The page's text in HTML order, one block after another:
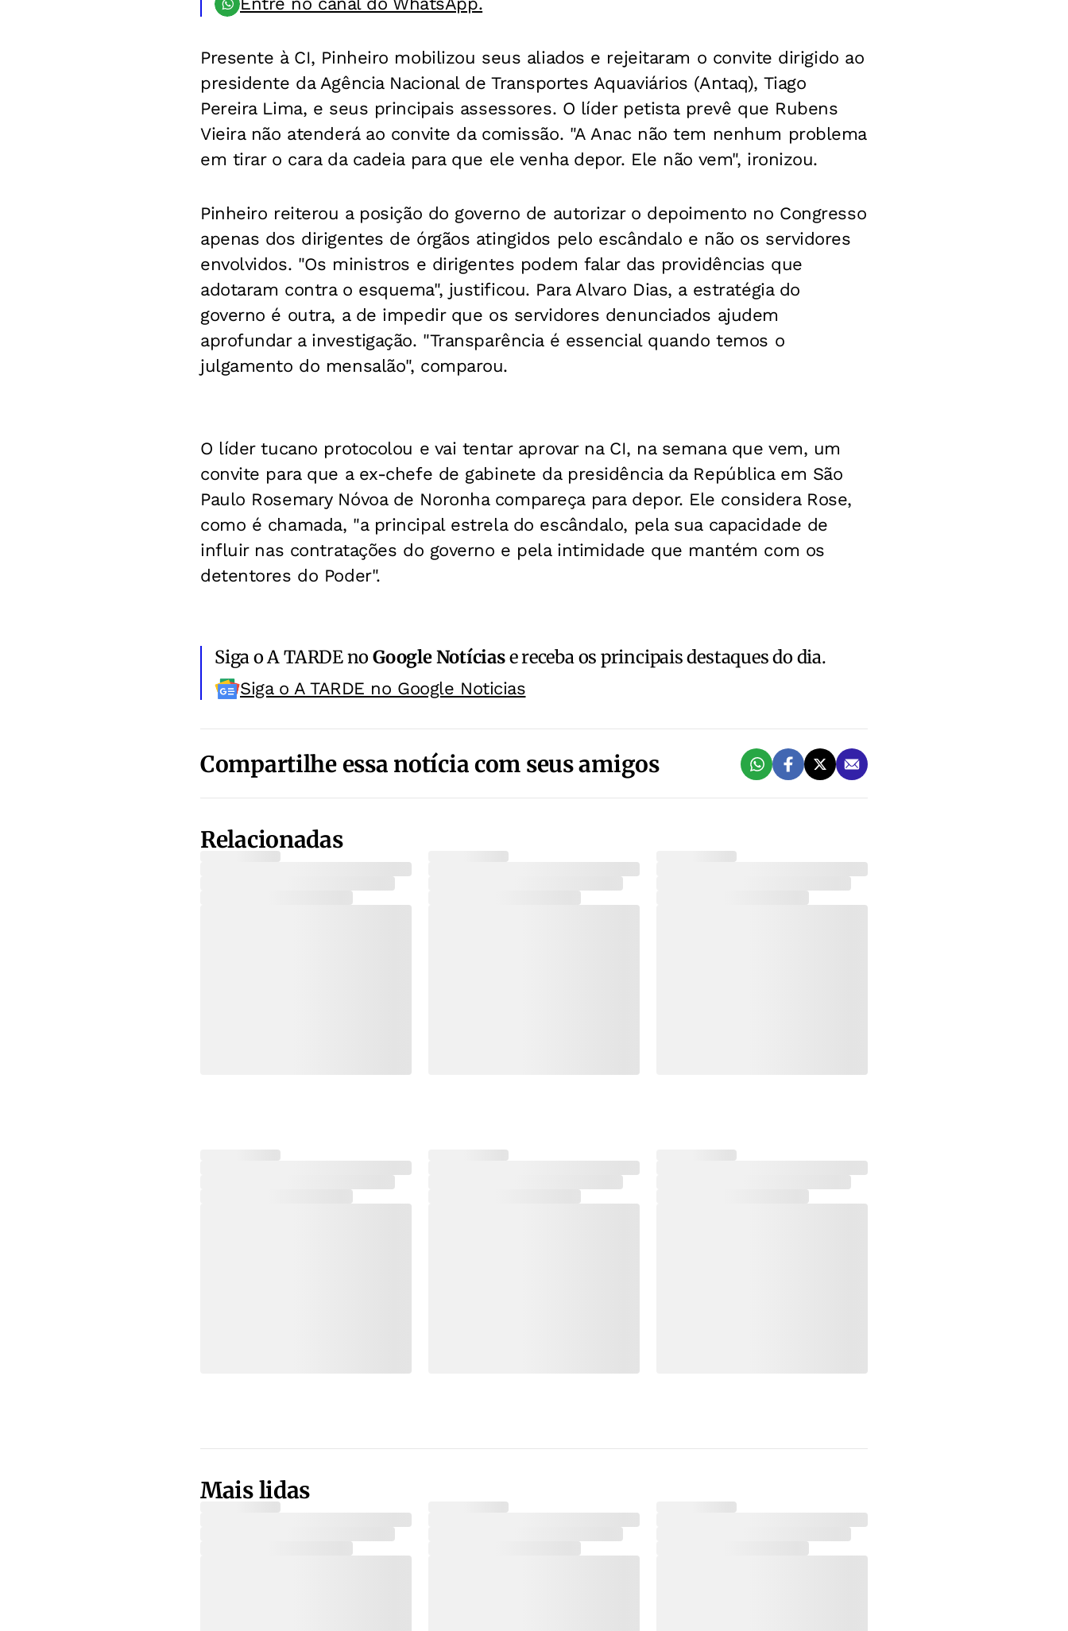
Presente à CI, Pinheiro mobilizou seus aliados e rejeitaram o convite dirigido ao
presidente da Agência Nacional de Transportes Aquaviários (Antaq), Tiago
Pereira Lima, e seus principais assessores. O líder petista prevê que Rubens
Vieira não atenderá ao convite da comissão. "A Anac não tem nenhum problema
em tirar o cara da cadeia para que ele venha depor. Ele não vem", ironizou.
Pinheiro reiterou a posição do governo de autorizar o depoimento no Congresso
apenas dos dirigentes de órgãos atingidos pelo escândalo e não os servidores
envolvidos. "Os ministros e dirigentes podem falar das providências que
adotaram contra o esquema", justificou. Para Alvaro Dias, a estratégia do
governo é outra, a de impedir que os servidores denunciados ajudem
aprofundar a investigação. "Transparência é essencial quando temos o
julgamento do mensalão", comparou.
O líder tucano protocolou e vai tentar aprovar na CI, na semana que vem, um
convite para que a ex-chefe de gabinete da presidência da República em São
Paulo Rosemary Nóvoa de Noronha compareça para depor. Ele considera Rose,
como é chamada, "a principal estrela do escândalo, pela sua capacidade de
influir nas contratações do governo e pela intimidade que mantém com os
detentores do Poder".
Siga o A TARDE noGoogle Notíciase receba os principais destaques do dia.
Siga o A TARDE no Google Noticias
Compartilhe essa notícia com seus amigos
Relacionadas
Mais lidas